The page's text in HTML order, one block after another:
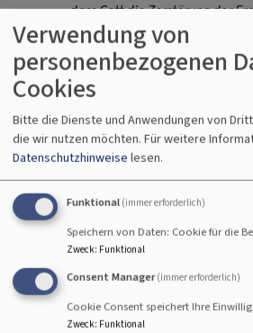
dass Gott die Zerstörung der
Ich glaube, dass Gott für die Welt
die auf Gerechtigkeit und Leibe
alle Männer und Frauen
Ich glaube an Gottes Verheißung
und einer neuen Erde, wo
und Friede sich
Ich glaube an die Schönheit
an die Liebe mit offenen
an den Frieden auf Erden.
Credo aus Seoul
Verwendung von
personenbezogenen
Cookies
Bitte die Dienste und Anwendungen von
die wir nutzen möchten. Für weitere
Datenschutzhinweise lesen.
Funktional (immer erforderlich)
Speichern von Daten: Cookie für die
Zweck: Funktional
Consent Manager (immer erforderlich)
Cookie Consent speichert Ihre
Zweck: Funktional